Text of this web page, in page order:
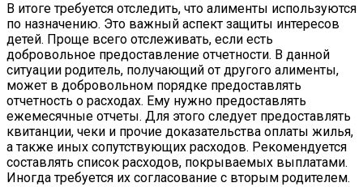
В итоге требуется отследить, что алименты используются
по назначению. Это важный аспект защиты интересов
детей. Проще всего отслеживать, если есть
добровольное предоставление отчетности. В данной
ситуации родитель, получающий от другого алименты,
может в добровольном порядке предоставлять
отчетность о расходах. Ему нужно предоставлять
ежемесячные отчеты. Для этого следует предоставлять
квитанции, чеки и прочие доказательства оплаты жилья,
а также иных сопутствующих расходов. Рекомендуется
составлять список расходов, покрываемых выплатами.
Иногда требуется их согласование с вторым родителем.